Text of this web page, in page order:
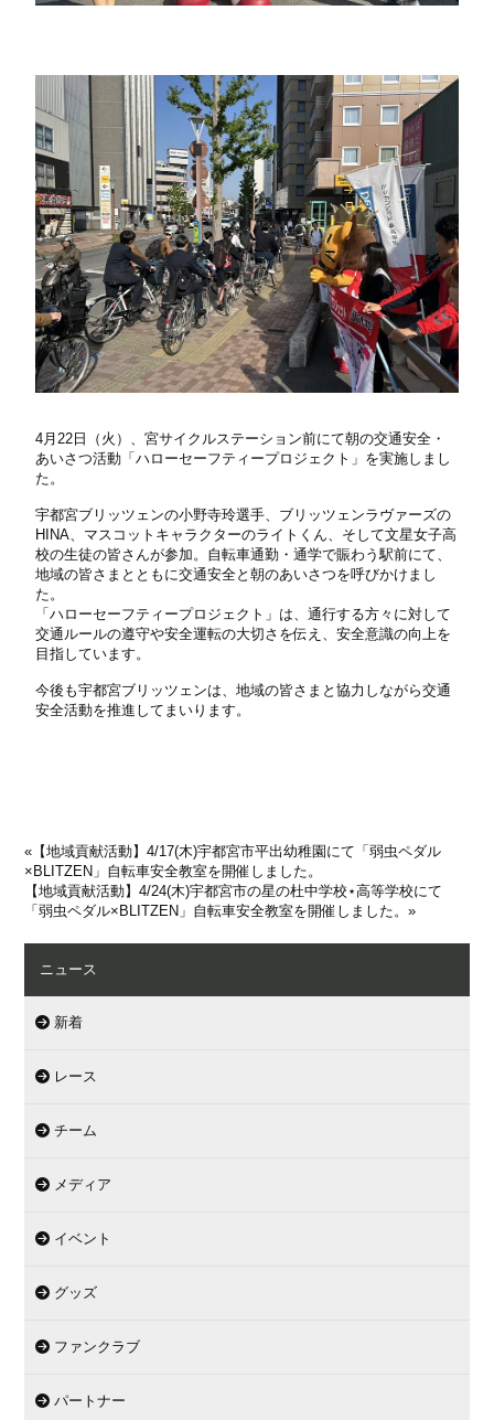
4月22日（火）、宮サイクルステーション前にて朝の交通安全・
あいさつ活動「ハローセーフティープロジェクト」を実施しまし
た。
宇都宮ブリッツェンの小野寺玲選手、ブリッツェンラヴァーズの
HINA、マスコットキャラクターのライトくん、そして文星女子高
校の生徒の皆さんが参加。自転車通勤・通学で賑わう駅前にて、
地域の皆さまとともに交通安全と朝のあいさつを呼びかけまし
た。
「ハローセーフティープロジェクト」は、通行する方々に対して
交通ルールの遵守や安全運転の大切さを伝え、安全意識の向上を
目指しています。
今後も宇都宮ブリッツェンは、地域の皆さまと協力しながら交通
安全活動を推進してまいります。
« 【地域貢献活動】4/17(木)宇都宮市平出幼稚園にて「弱虫ペダル
×BLITZEN」自転車安全教室を開催しました。
【地域貢献活動】4/24(木)宇都宮市の星の杜中学校⋆高等学校にて
「弱虫ペダル×BLITZEN」自転車安全教室を開催しました。»
ニュース
新着
レース
チーム
メディア
イベント
グッズ
ファンクラブ
パートナー